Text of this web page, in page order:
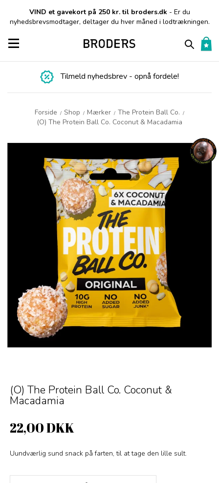
VIND et gavekort på 250 kr. til broders.dk - Er du
nyhedsbrevsmodtager, deltager du hver måned i lodtrækningen.
Toggle navigation
Tilmeld nyhedsbrev - opnå fordele!
Forside / Shop / Mærker / The Protein Ball Co. /
(O) The Protein Ball Co. Coconut & Macadamia
(O) The Protein Ball Co. Coconut &
Macadamia
22,00 DKK
Uundværlig sund snack på farten, til at tage den lille sult.